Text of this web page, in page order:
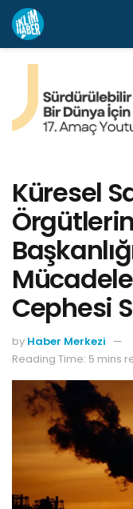
Küresel
Cephesi
by Haber Merkezi
Reading Time: 5 mins